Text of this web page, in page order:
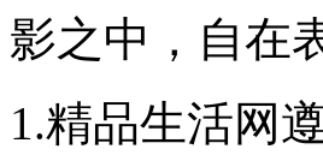
影之中，自在
1.精品生活网